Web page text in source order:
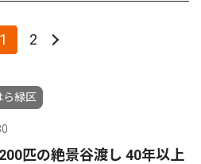
1 2
ら緑区
匹の絶景谷渡し 40年以上